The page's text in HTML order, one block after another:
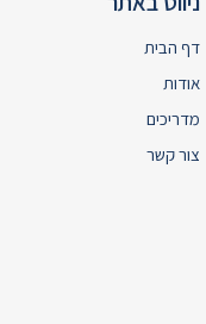
דף הבית
אודות
מדריכים
צור קשר